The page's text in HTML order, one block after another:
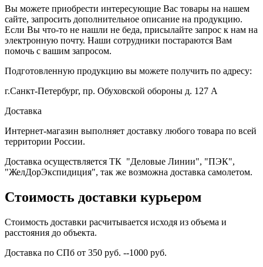
Вы можете приобрести интересующие Вас товары на нашем
сайте, запросить дополнительное описание на продукцию.
Если Вы что-то не нашли не беда, присылайте запрос к нам на
электронную почту. Наши сотрудники постараются Вам
помочь с вашим запросом.
Подготовленную продукцию вы можете получить по адресу:
г.Санкт-Петербург, пр. Обуховской обороны д. 127 А
Доставка
Интернет-магазин выполняет доставку любого товара по всей
территории России.
Доставка осуществляется ТК "Деловые Линии", "ПЭК",
"ЖелДорЭкспидиция", так же возможна доставка самолетом.
Стоимость доставки курьером
Стоимость доставки расчитывается исходя из объема и
расстояния до объекта.
Доставка по СПб от 350 руб. --1000 руб.